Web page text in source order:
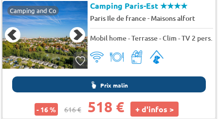
Camping and Co Camping Paris-Est★★★★
Paris Ile de france- Maisons alfort
Mobil home - Terrasse - Clim - TV 2 pers.
Prix malin
- 16 % 616 € 518 € + d'infos >